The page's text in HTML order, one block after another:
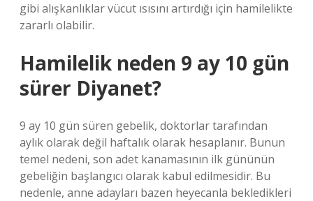
gibi alışkanlıklar vücut ısısını artırdığı için hamilelikte
zararlı olabilir.
Hamilelik neden 9 ay 10 gün
sürer Diyanet?
9 ay 10 gün süren gebelik, doktorlar tarafından
aylık olarak değil haftalık olarak hesaplanır. Bunun
temel nedeni, son adet kanamasının ilk gününün
gebeliğin başlangıcı olarak kabul edilmesidir. Bu
nedenle, anne adayları bazen heyecanla bekledikleri